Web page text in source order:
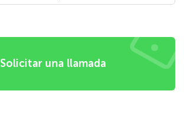
Solicitar una llamada